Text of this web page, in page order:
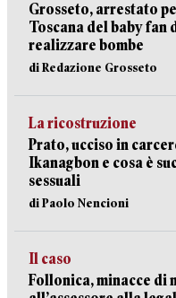
Grosseto, arrestato
Toscana del baby fan
realizzare bombe
di Redazione Grosseto
La ricostruzione
Prato, ucciso in
Ikanagbon e cosa è
sessuali
di Paolo Nencioni
Il caso
Follonica, minacce di